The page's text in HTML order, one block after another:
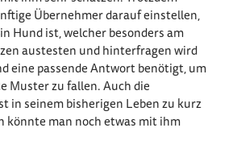
Übernehmer darauf einstellen,
Hund ist, welcher besonders am
austesten und hinterfragen wird
eine passende Antwort benötigt, um
Muster zu fallen. Auch die
in seinem bisherigen Leben zu kurz
könnte man noch etwas mit ihm